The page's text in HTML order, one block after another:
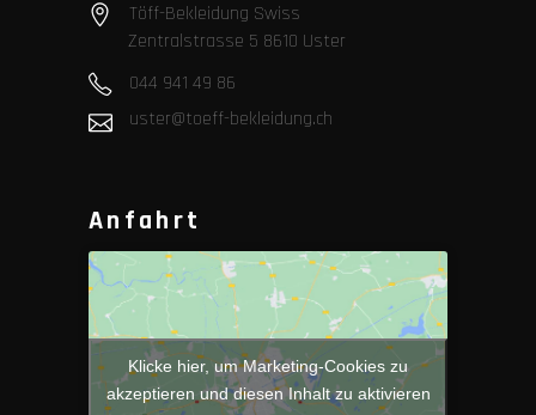
Töff-Bekleidung Swiss
Zentralstrasse 5 8610 Uster
044 941 49 86
uster@toeff-bekleidung.ch
Anfahrt
Klicke hier, um Marketing-Cookies zu
akzeptieren und diesen Inhalt zu aktivieren